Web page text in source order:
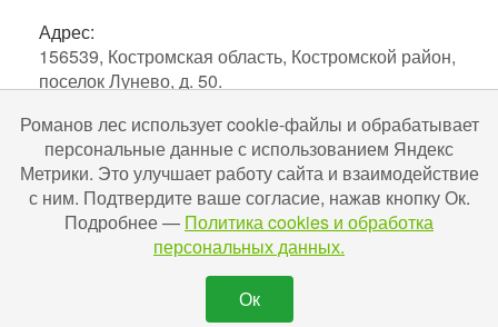
Адрес:
156539, Костромская область, Костромской район,
поселок Лунево, д. 50.
2010–2026. Экоотель Романов лес.
№С442024004256 в ЕРОК в сфере туристской
индустрии. Разработка и поддержка Uru-ru.ru
Романов лес использует cookie-файлы и обрабатывает
персональные данные с использованием Яндекс
Метрики. Это улучшает работу сайта и взаимодействие
с ним. Подтвердите ваше согласие, нажав кнопку Ок.
Подробнее — Политика cookies и обработка
персональных данных.
Ок